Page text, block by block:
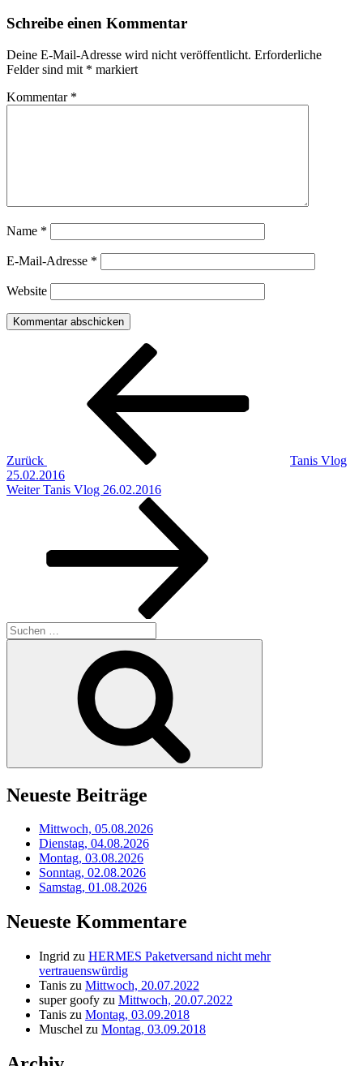
Schreibe einen Kommentar
Deine E-Mail-Adresse wird nicht veröffentlicht. Erforderliche
Felder sind mit * markiert
Kommentar *
Name *
E-Mail-Adresse *
Website
Beitragsnavigation
Zurück
Tanis Vlog
25.02.2016
Nächster
Weiter Tanis Vlog 26.02.2016
Suchen
nach:
Neueste Beiträge
Mittwoch, 05.08.2026
Dienstag, 04.08.2026
Montag, 03.08.2026
Sonntag, 02.08.2026
Samstag, 01.08.2026
Neueste Kommentare
Ingrid zu HERMES Paketversand nicht mehr
vertrauenswürdig
Tanis zu Mittwoch, 20.07.2022
super goofy zu Mittwoch, 20.07.2022
Tanis zu Montag, 03.09.2018
Muschel zu Montag, 03.09.2018